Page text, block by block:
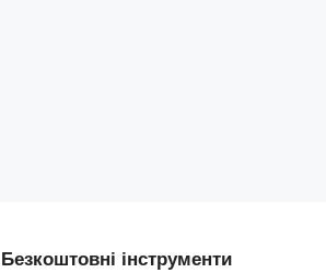
Безкоштовні інструменти